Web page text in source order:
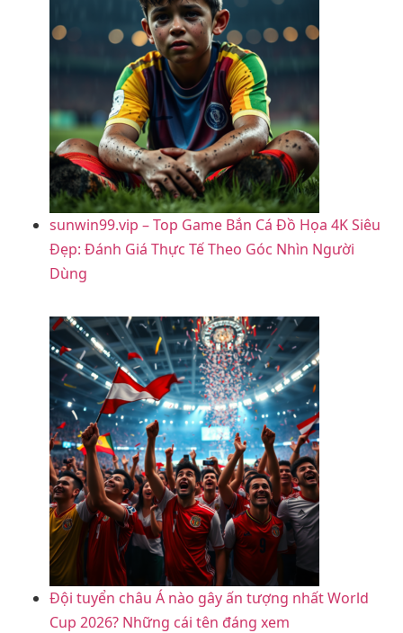
sunwin99.vip – Top Game Bắn Cá Đồ Họa 4K Siêu
Đẹp: Đánh Giá Thực Tế Theo Góc Nhìn Người
Dùng
Đội tuyển châu Á nào gây ấn tượng nhất World
Cup 2026? Những cái tên đáng xem